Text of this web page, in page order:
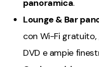
panoramica.
Lounge & Bar
con Wi-Fi
DVD e ampie